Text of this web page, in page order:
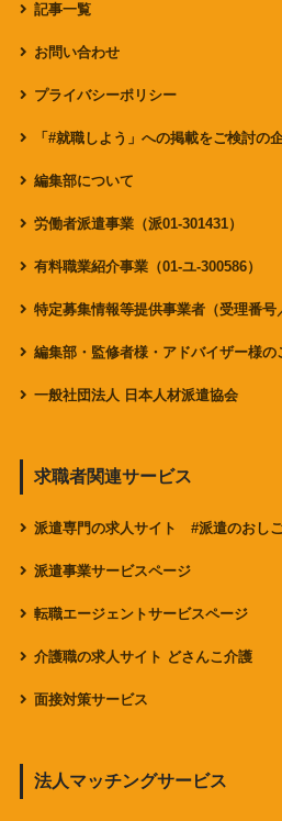
記事一覧
お問い合わせ
プライバシーポリシー
「#就職しよう」への掲載をご検討の
編集部について
労働者派遣事業（派01-301431）
有料職業紹介事業（01-ユ-300586）
特定募集情報等提供事業者（受理番号
編集部・監修者様・アドバイザー様の
一般社団法人 日本人材派遣協会
求職者関連サービス
派遣専門の求人サイト #派遣のおし
派遣事業サービスページ
転職エージェントサービスページ
介護職の求人サイト どさんこ介護
面接対策サービス
法人マッチングサービス